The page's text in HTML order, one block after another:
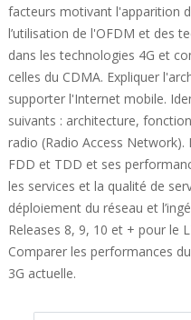
facteurs motivant l'apparition
l’utilisation de l'OFDM et des
dans les technologies 4G et
celles du CDMA. Expliquer
supporter l'Internet mobile.
suivants : architecture,
radio (Radio Access Network).
FDD et TDD et ses
les services et la qualité de
déploiement du réseau et
Releases 8, 9, 10 et + pour le
Comparer les performances
3G actuelle.